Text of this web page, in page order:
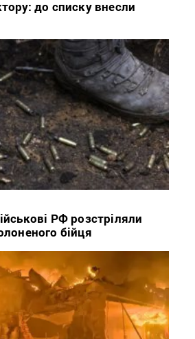
до списку внесли
РФ розстріляли
бійця